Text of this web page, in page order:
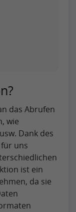
das Abrufen
wie
Dank des
uns
ist ein
da sie